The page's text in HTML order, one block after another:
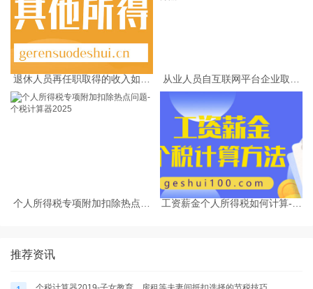
退休人员再任职取得的收入如何
从业人员自互联网平台企业取得
劳务报酬所得的个人所得税预扣
预缴计算方法
个人所得税专项附加扣除热点问
工资薪金个人所得税如何计算-个
推荐资讯